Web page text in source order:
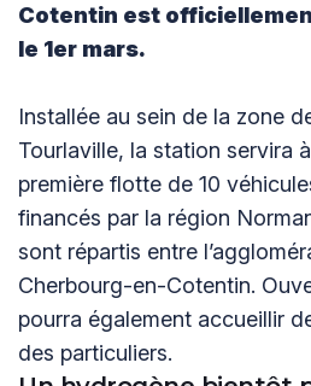
Cotentin est
le 1er mars.
Installée au sein de la zone
Tourlaville, la station servira
première flotte de 10
financés par la région
sont répartis entre
Cherbourg-en-Cotentin.
pourra également accueillir
des particuliers.